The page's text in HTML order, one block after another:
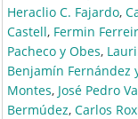
Heraclio C. Fajardo,
Castell, Fermin
Pacheco y Obes,
Benjamín Fernández
Montes, José Pedro
Bermúdez, Carlos